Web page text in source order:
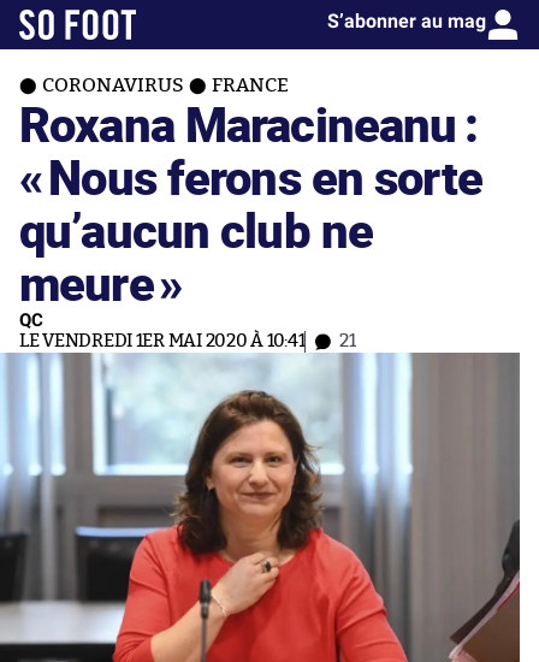
S’abonner au mag
CORONAVIRUS FRANCE
Roxana Maracineanu :
«Nous ferons en sorte
qu’aucun club ne
meure»
QC
LE VENDREDI 1ER MAI 2020 À 10:41 21